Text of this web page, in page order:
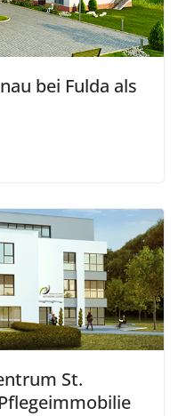
bei Fulda als
St.